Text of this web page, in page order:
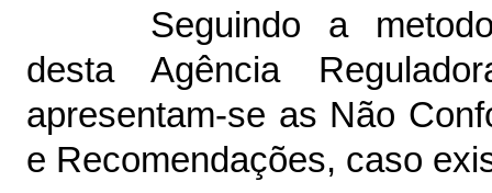
Seguindo a
desta Agência
apresentam-se as Não
e Recomendações, caso